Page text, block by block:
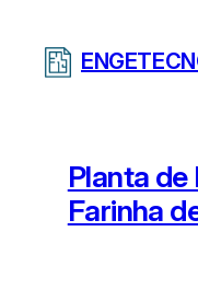
Planta
Farinha